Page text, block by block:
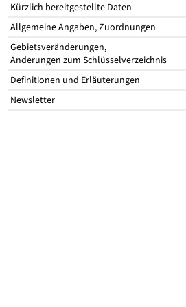
Kürzlich bereitgestellte Daten
Allgemeine Angaben, Zuordnungen
Gebietsveränderungen,
Änderungen zum Schlüsselverzeichnis
Definitionen und Erläuterungen
Newsletter